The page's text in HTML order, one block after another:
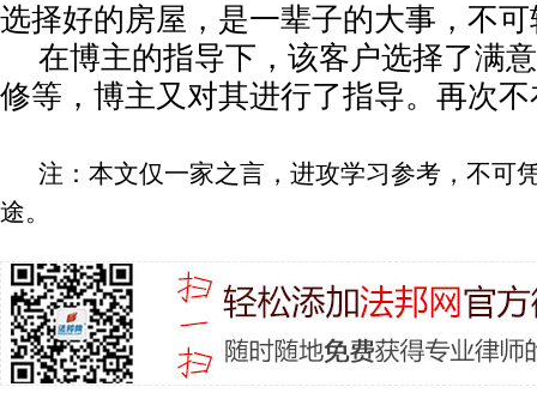
选择好的房屋，是一辈子的大事，不
在博主的指导下，该客户选择了满
修等，博主又对其进行了指导。再次
注：本文仅一家之言，进攻学习参考，不可
途。